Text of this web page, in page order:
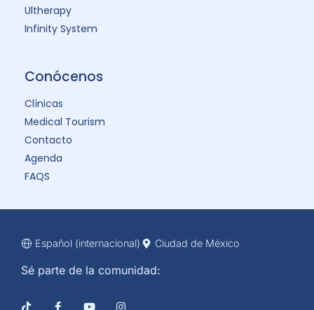
Ultherapy
Infinity System
Conócenos
Clínicas
Medical Tourism
Contacto
Agenda
FAQS
Español (internacional) Ciudad de México
Sé parte de la comunidad: